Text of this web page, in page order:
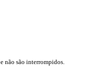
não são interrompidos.